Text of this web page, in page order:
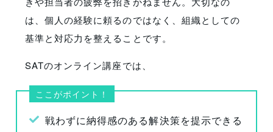
は、個人の経験に頼るのではなく、組織としての
基準と対応力を整えることです。
SATのオンライン講座では、
ここがポイント！
戦わずに納得感のある解決策を提示できる